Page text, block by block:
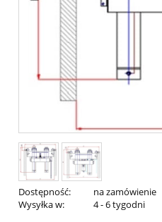
Dostępność:
na zamówienie
Wysyłka w:
4 - 6 tygodni